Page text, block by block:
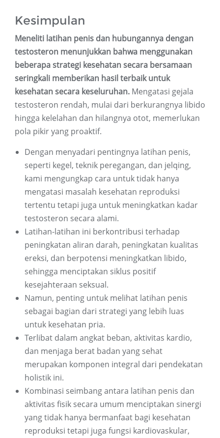
Kesimpulan
Meneliti latihan penis dan hubungannya dengan
testosteron menunjukkan bahwa menggunakan
beberapa strategi kesehatan secara bersamaan
seringkali memberikan hasil terbaik untuk
kesehatan secara keseluruhan. Mengatasi gejala
testosteron rendah, mulai dari berkurangnya libido
hingga kelelahan dan hilangnya otot, memerlukan
pola pikir yang proaktif.
Dengan menyadari pentingnya latihan penis,
seperti kegel, teknik peregangan, dan jelqing,
kami mengungkap cara untuk tidak hanya
mengatasi masalah kesehatan reproduksi
tertentu tetapi juga untuk meningkatkan kadar
testosteron secara alami.
Latihan-latihan ini berkontribusi terhadap
peningkatan aliran darah, peningkatan kualitas
ereksi, dan berpotensi meningkatkan libido,
sehingga menciptakan siklus positif
kesejahteraan seksual.
Namun, penting untuk melihat latihan penis
sebagai bagian dari strategi yang lebih luas
untuk kesehatan pria.
Terlibat dalam angkat beban, aktivitas kardio,
dan menjaga berat badan yang sehat
merupakan komponen integral dari pendekatan
holistik ini.
Kombinasi seimbang antara latihan penis dan
aktivitas fisik secara umum menciptakan sinergi
yang tidak hanya bermanfaat bagi kesehatan
reproduksi tetapi juga fungsi kardiovaskular,